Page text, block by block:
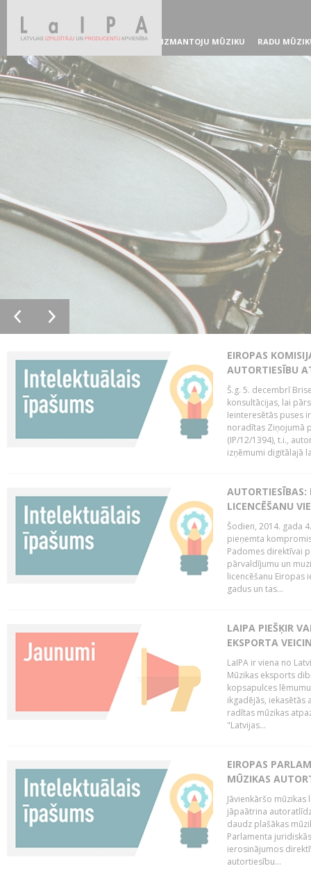
IZMANTOJU MŪZIKU RADU
EIROPAS
AUTORTIESĪBU
Š.g. 5. decembrī
konsultācijas, lai
Ieinteresētās puses
noradītas Ziņojumā
(IP/12/1394), t.i.,
izņēmumi digitālajā
AUTORTIESĪBAS:
LICENCĒŠANU
Šodien, 2014. gada
pieņemta
Padomes direktīvai
pārvaldījumu un
licencēšanu Eiropas
gadus un tas...
LAIPA PIEŠĶIR
EKSPORTA
LaIPA ir viena no
Mūzikas eksports
kopsapulces
ikgadējās, iekasētās
radītas mūzikas
"Latvijas...
EIROPAS
MŪZIKAS
Jāvienkāršo
jāpaātrina
daudz plašākas
Parlamenta
ierosinājumos
autortiesību...